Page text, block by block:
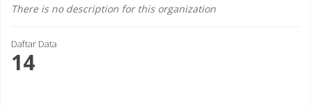
There is no description for this organization
Daftar Data
14